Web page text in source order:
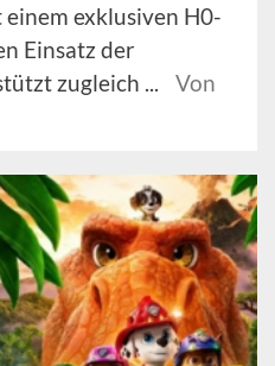
exklusiven H0-
Einsatz der
zugleich ...
Von